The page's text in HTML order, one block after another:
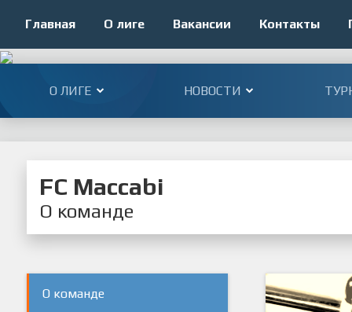
Главная О лиге Вакансии Контакты
О ЛИГЕ НОВОСТИ
FC Maccabi
О команде
О команде